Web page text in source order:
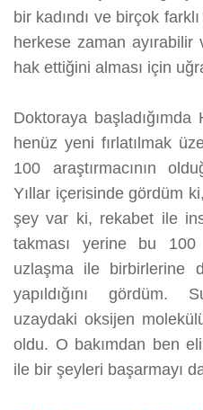
bir kadındı ve birçok
herkese zaman
hak ettiğini alması için
Doktoraya
henüz yeni fırlatılmak
100 araştırmacının
Yıllar içerisinde gördüm
şey var ki, rekabet ile
takması yerine bu
uzlaşma ile birbirlerine
yapıldığını gördüm.
uzaydaki oksijen
oldu. O bakımdan ben
ile bir şeyleri başarmayı